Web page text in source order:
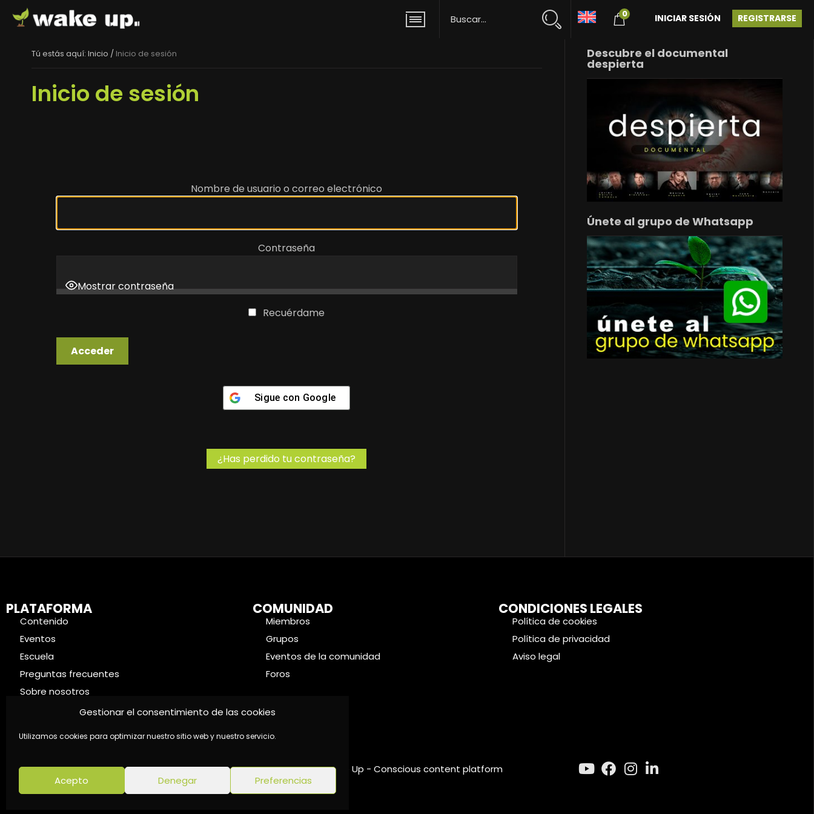
Gestionar el consentimiento de las cookies
Utilizamos cookies para optimizar nuestro sitio web y nuestro servicio.
Acepto Denegar Preferencias
0 REGISTRARSE
INICIAR SESIÓN
Tú estás aquí: Inicio / Inicio de sesión
Inicio de sesión
Nombre de usuario o correo electrónico
Contraseña
Mostrar contraseña
Recuérdame
Sigue con Google
¿Has perdido tu contraseña?
Descubre el documental
despierta
Únete al grupo de Whatsapp
PLATAFORMA
Contenido
Eventos
Escuela
Preguntas frecuentes
Sobre nosotros
COMUNIDAD
Miembros
Grupos
Eventos de la comunidad
Foros
CONDICIONES LEGALES
Política de cookies
Política de privacidad
Aviso legal
©2024 Wake Up - Conscious content platform